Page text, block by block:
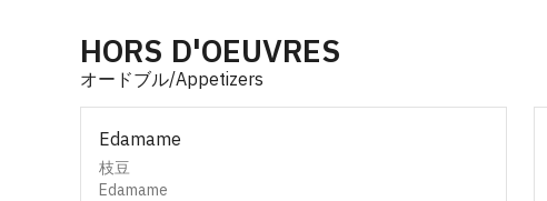
HORS D'OEUVRES
オードブル/Appetizers
Edamame
枝豆
Edamame